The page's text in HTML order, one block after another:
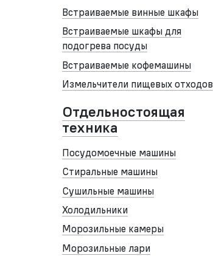
Встраиваемые винные шкафы
Встраиваемые шкафы для
подогрева посуды
Встраиваемые кофемашины
Измельчители пищевых отходов
Отдельностоящая
техника
Посудомоечные машины
Стиральные машины
Сушильные машины
Холодильники
Морозильные камеры
Морозильные лари